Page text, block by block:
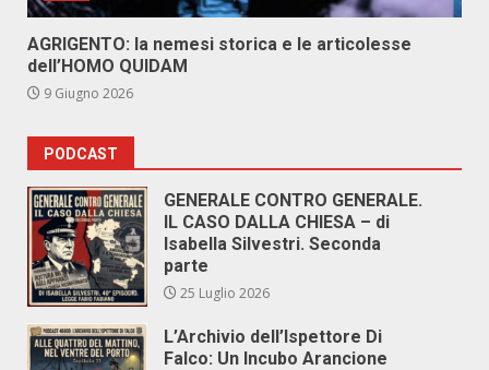
AGRIGENTO: la nemesi storica e le articolesse
dell’HOMO QUIDAM
9 Giugno 2026
PODCAST
GENERALE CONTRO GENERALE.
IL CASO DALLA CHIESA – di
Isabella Silvestri. Seconda
parte
25 Luglio 2026
L’Archivio dell’Ispettore Di
Falco: Un Incubo Arancione